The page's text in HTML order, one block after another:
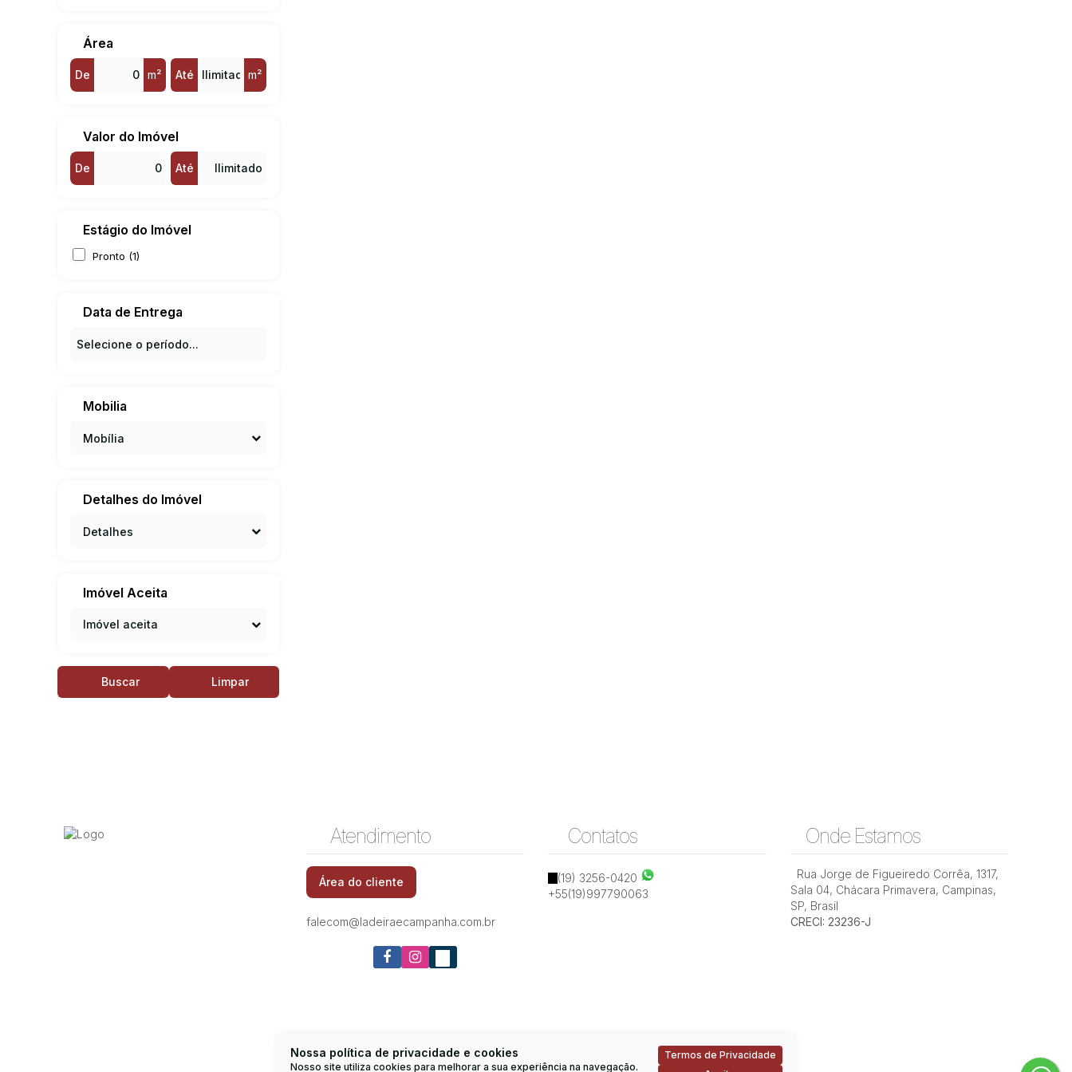
Nossa política de privacidade e cookies
Nosso site utiliza cookies para melhorar a sua experiência na navegação.
Termos de Privacidade
Área
De m² Até m²
Valor do Imóvel
De Até
Estágio do Imóvel
Pronto (1)
Data de Entrega
Mobilia
Mobília
Detalhes do Imóvel
Detalhes
Imóvel Aceita
Imóvel aceita
Buscar Limpar
Atendimento
Área do cliente
falecom@ladeiraecampanha.com.br
Contatos
(19) 3256-0420
+55(19)997790063
Onde Estamos
Rua Jorge de Figueiredo Corrêa, 1317,
Sala 04, Chácara Primavera, Campinas,
SP, Brasil
CRECI: 23236-J